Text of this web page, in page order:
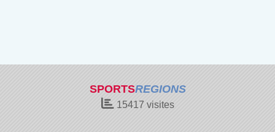
SPORTSREGIONS
15417 visites